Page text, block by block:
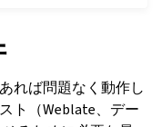
れば問題なく動作し
ト（Weblate、デー